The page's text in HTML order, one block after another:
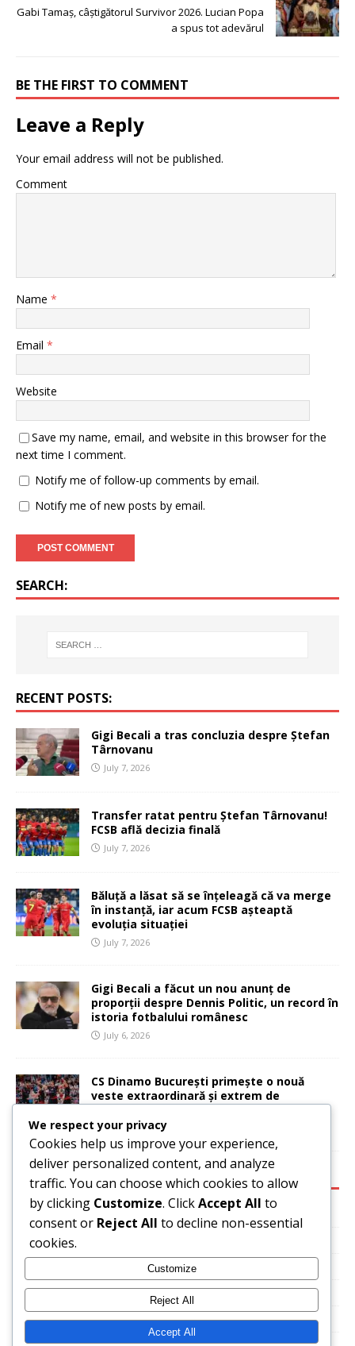
Gabi Tamaș, câștigătorul Survivor 2026. Lucian Popa
a spus tot adevărul
BE THE FIRST TO COMMENT
Leave a Reply
Your email address will not be published.
Comment
Name *
Email *
Website
Save my name, email, and website in this browser for the
next time I comment.
Notify me of follow-up comments by email.
Notify me of new posts by email.
SEARCH:
RECENT POSTS:
Gigi Becali a tras concluzia despre Ștefan
Târnovanu
July 7, 2026
Transfer ratat pentru Ștefan Târnovanu!
FCSB află decizia finală
July 7, 2026
Băluță a lăsat să se înțeleagă că va merge
în instanță, iar acum FCSB așteaptă
evoluția situației
July 7, 2026
Gigi Becali a făcut un nou anunț de
proporții despre Dennis Politic, un record în
istoria fotbalului românesc
July 6, 2026
CS Dinamo București primește o nouă
veste extraordinară și extrem de
July 6, 2026
CATEGORIES:
Basketball
News
Tennis
Uncategorized
We respect your privacy
Cookies help us improve your experience,
deliver personalized content, and analyze
traffic. You can choose which cookies to allow
by clicking Customize. ClickAccept All to
consent or Reject All to decline non-essential
cookies.
Customize
Reject All
Accept All